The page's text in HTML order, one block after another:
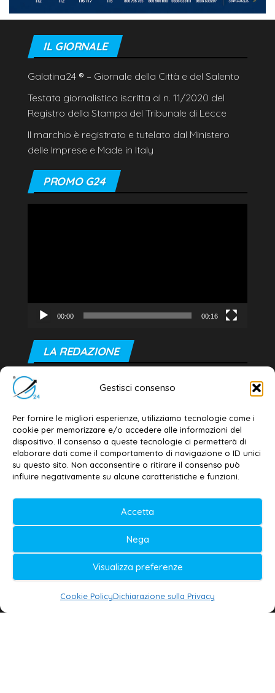
Gestisci consenso
Per fornire le migliori esperienze, utilizziamo tecnologie come i
cookie per memorizzare e/o accedere alle informazioni del
dispositivo. Il consenso a queste tecnologie ci permetterà di
elaborare dati come il comportamento di navigazione o ID unici
su questo sito. Non acconsentire o ritirare il consenso può
influire negativamente su alcune caratteristiche e funzioni.
Accetta
Nega
Visualizza preferenze
Cookie PolicyDichiarazione sulla Privacy
IL GIORNALE
Galatina24 ® – Giornale della Città e del Salento
Testata giornalistica iscritta al n. 11/2020 del
Registro della Stampa del Tribunale di Lecce
Il marchio è registrato e tutelato dal Ministero
delle Imprese e Made in Italy
PROMO G24
00:00 00:16
LA REDAZIONE
Editore e direttore responsabile:
Dott. Daniele G. Masciullo
Email: redazione@galatina24.it
Contatti –Disclaimer
Privacy policy –Cookie policy
Testata iscritta al n. 11/2020 Registro della
Stampa Tribunale di Lecce
Editore e direttore responsabile:
Daniele G. Masciullo